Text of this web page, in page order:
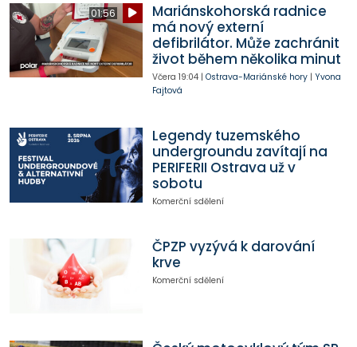
01:56
Mariánskohorská radnice
má nový externí
defibrilátor. Může zachránit
život během několika minut
Včera 19:04| Ostrava-Mariánské hory| Yvona
Fajtová
Legendy tuzemského
undergroundu zavítají na
PERIFERII Ostrava už v
sobotu
Komerční sdělení
ČPZP vyzývá k darování
krve
Komerční sdělení